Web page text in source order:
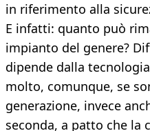
in riferimento alla
E infatti: quanto può
impianto del genere?
dipende dalla
molto, comunque, se
generazione, invece
seconda, a patto che la